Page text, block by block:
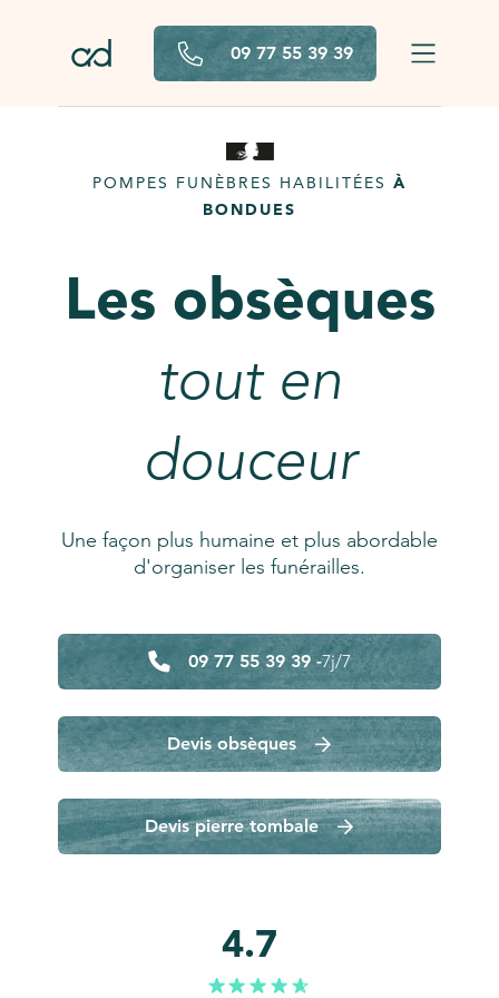
09 77 55 39 39
POMPES FUNÈBRES HABILITÉES À
BONDUES
Les obsèques
tout en
douceur
Une façon plus humaine et plus abordable
d'organiser les funérailles.
09 77 55 39 39 -7j/7
Devis obsèques
Devis pierre tombale
4.7